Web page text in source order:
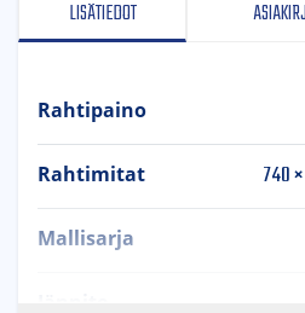
LISÄTIEDOT
Rahtipaino
Rahtimitat 740
Mallisarja